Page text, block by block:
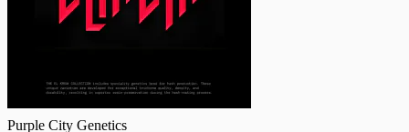
Purple City Genetics